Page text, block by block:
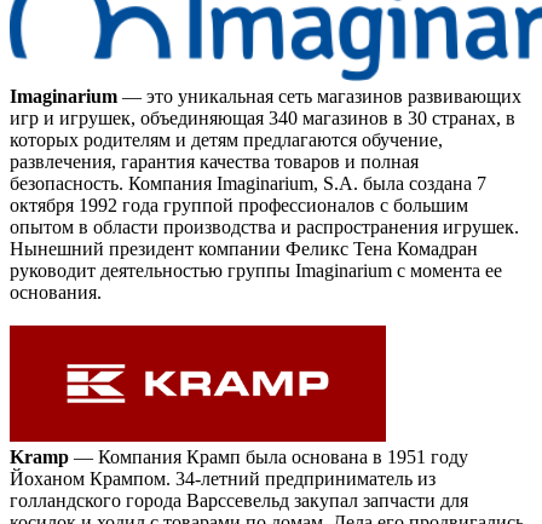
Imaginarium — это уникальная сеть магазинов развивающих
игр и игрушек, объединяющая 340 магазинов в 30 странах, в
которых родителям и детям предлагаются обучение,
развлечения, гарантия качества товаров и полная
безопасность. Компания Imaginarium, S.A. была создана 7
октября 1992 года группой профессионалов с большим
опытом в области производства и распространения игрушек.
Нынешний президент компании Феликс Тена Комадран
руководит деятельностью группы Imaginarium с момента ее
основания.
Kramp — Компания Крамп была основана в 1951 году
Йоханом Крампом. 34-летний предприниматель из
голландского города Варссевельд закупал запчасти для